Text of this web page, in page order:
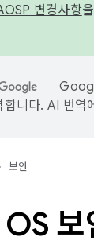
변경사항
합니다. AI 번역
보안